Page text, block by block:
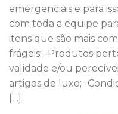
emergenciais e para
com toda a equipe
itens que são mais
frágeis; -Produtos
validade e/ou
artigos de luxo; -
[…]